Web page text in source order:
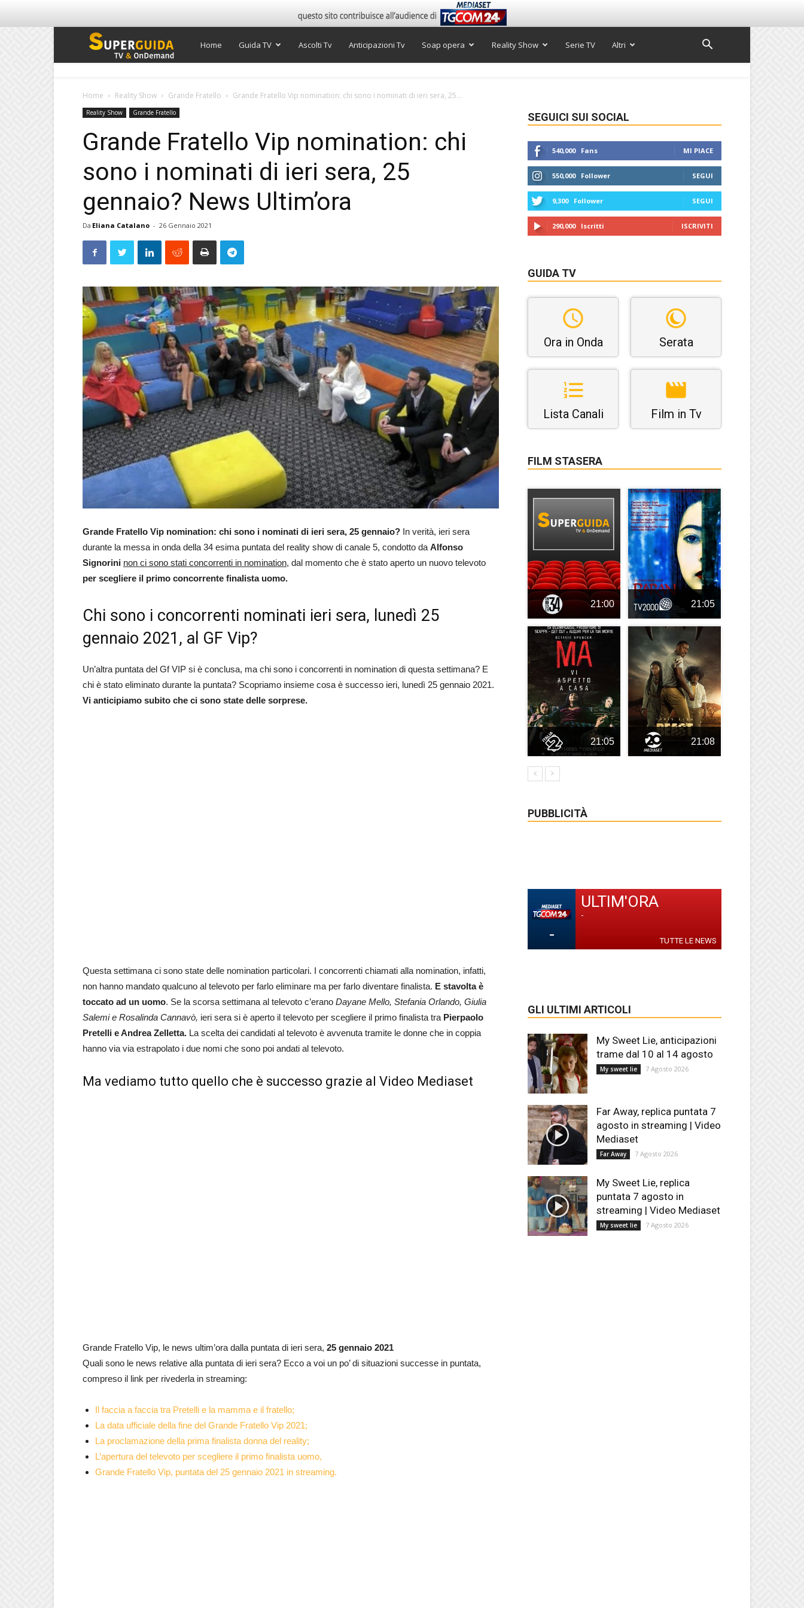
Super
Home Guida TV Ascolti Tv Anticipazioni Tv Soap opera Reality Show Serie TV Altri
Home Reality Show Grande Fratello Grande Fratello Vip nomination: chi sono i nominati di ieri sera, 25...
Reality Show Grande Fratello
Grande Fratello Vip nomination: chi
sono i nominati di ieri sera, 25
gennaio? News Ultim’ora
Da Eliana Catalano - 26 Gennaio 2021
Grande Fratello Vip nomination: chi sono i nominati di ieri sera, 25 gennaio? In verità, ieri sera
durante la messa in onda della 34 esima puntata del reality show di canale 5, condotto da Alfonso
Signorini non ci sono stati concorrenti in nomination, dal momento che è stato aperto un nuovo televoto
per scegliere il primo concorrente finalista uomo.
Chi sono i concorrenti nominati ieri sera, lunedì 25
gennaio 2021, al GF Vip?
Un’altra puntata del Gf VIP si è conclusa, ma chi sono i concorrenti in nomination di questa settimana? E
chi è stato eliminato durante la puntata? Scopriamo insieme cosa è successo ieri, lunedì 25 gennaio 2021.
Vi anticipiamo subito che ci sono state delle sorprese.
Questa settimana ci sono state delle nomination particolari. I concorrenti chiamati alla nomination, infatti,
non hanno mandato qualcuno al televoto per farlo eliminare ma per farlo diventare finalista. E stavolta è
toccato ad un uomo. Se la scorsa settimana al televoto c’erano Dayane Mello, Stefania Orlando, Giulia
Salemi e Rosalinda Cannavò, ieri sera si è aperto il televoto per scegliere il primo finalista tra Pierpaolo
Pretelli e Andrea Zelletta. La scelta dei candidati al televoto è avvenuta tramite le donne che in coppia
hanno via via estrapolato i due nomi che sono poi andati al televoto.
Ma vediamo tutto quello che è successo grazie al Video Mediaset
Grande Fratello Vip, le news ultim’ora dalla puntata di ieri sera, 25 gennaio 2021
Quali sono le news relative alla puntata di ieri sera? Ecco a voi un po’ di situazioni successe in puntata,
compreso il link per rivederla in streaming:
Il faccia a faccia tra Pretelli e la mamma e il fratello;
La data ufficiale della fine del Grande Fratello Vip 2021;
La proclamazione della prima finalista donna del reality;
L’apertura del televoto per scegliere il primo finalista uomo,
Grande Fratello Vip, puntata del 25 gennaio 2021 in streaming.
SEGUICI SUI SOCIAL
540,000 Fans MI PIACE
550,000 Follower SEGUI
9,300 Follower SEGUI
290,000 Iscritti ISCRIVITI
GUIDA TV
Ora in Onda Serata
Lista Canali Film in Tv
FILM STASERA
21:00 21:05
21:05 21:08
PUBBLICITÀ
-
ULTIM'ORA
-
TUTTE LE NEWS
GLI ULTIMI ARTICOLI
My Sweet Lie, anticipazioni
trame dal 10 al 14 agosto
My sweet lie 7 Agosto 2026
Far Away, replica puntata 7
agosto in streaming | Video
Mediaset
Far Away 7 Agosto 2026
My Sweet Lie, replica
puntata 7 agosto in
streaming | Video Mediaset
My sweet lie 7 Agosto 2026